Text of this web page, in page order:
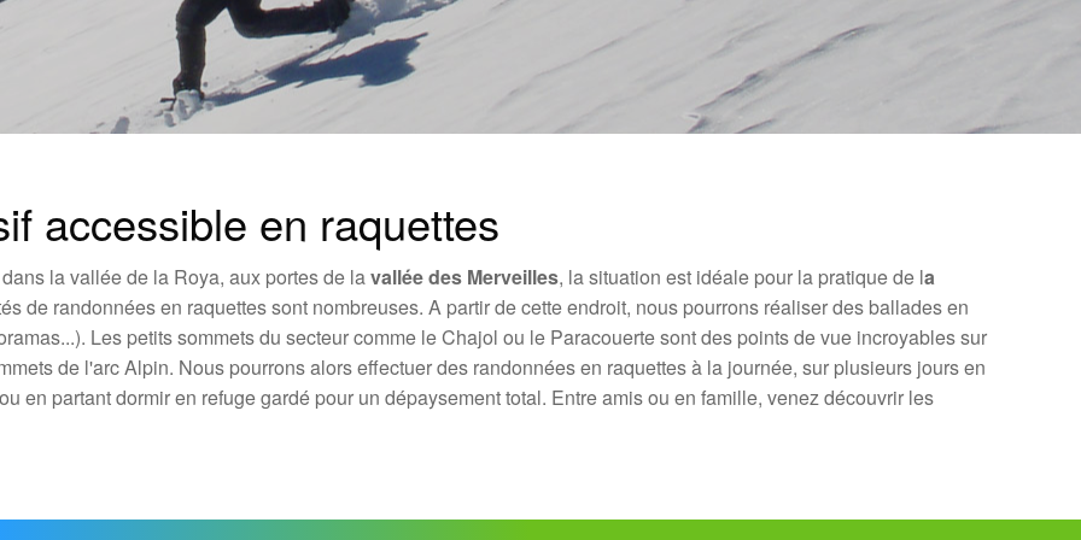
accessible en raquettes
la vallée de la Roya, aux portes de lavallée des Merveilles, la situation est idéale pour la pratique de la
de randonnées en raquettes sont nombreuses. A partir de cette endroit, nous pourrons réaliser des ballades en
Les petits sommets du secteur comme le Chajol ou le Paracouerte sont des points de vue incroyables sur
de l'arc Alpin. Nous pourrons alors effectuer des randonnées en raquettes à la journée, sur plusieurs jours en
en partant dormir en refuge gardé pour un dépaysement total. Entre amis ou en famille, venez découvrir les